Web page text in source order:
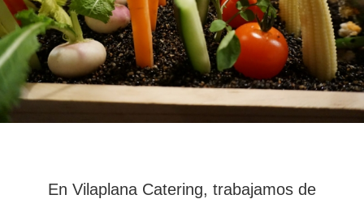
En Vilaplana Catering, trabajamos de